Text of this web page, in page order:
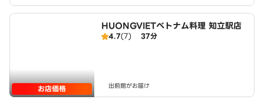
お店価格
HUONGVIETベトナム料理 知立駅店
4.7(7) 37分
出前館がお届け